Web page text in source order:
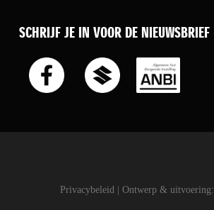
SCHRIJF JE IN VOOR DE NIEUWSBRIEF
Privacybeleid | Ontwerp & uitvoering: